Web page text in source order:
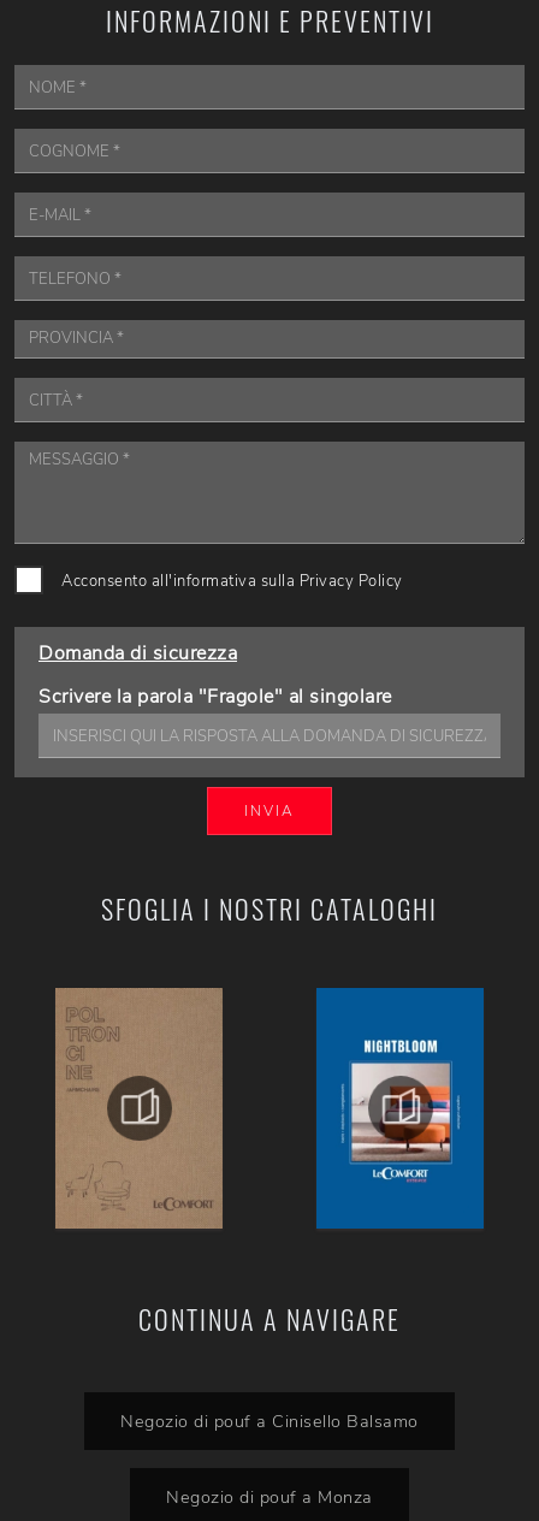
SFOGLIA I NOSTRI CATALOGHI
CONTINUA A NAVIGARE
Negozio di pouf a Cinisello Balsamo
Negozio di pouf a Monza
INFORMAZIONI E PREVENTIVI
Acconsento all'informativa sulla Privacy Policy
Domanda di sicurezza
Scrivere la parola "Fragole" al singolare
INVIA